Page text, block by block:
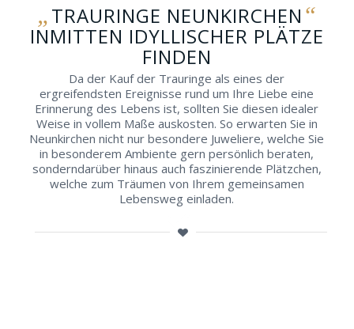
„TRAURINGE NEUNKIRCHEN “
INMITTEN IDYLLISCHER PLÄTZE
FINDEN
Da der Kauf der Trauringe als eines der
ergreifendsten Ereignisse rund um Ihre Liebe eine
Erinnerung des Lebens ist, sollten Sie diesen idealer
Weise in vollem Maße auskosten. So erwarten Sie in
Neunkirchen nicht nur besondere Juweliere, welche Sie
in besonderem Ambiente gern persönlich beraten,
sonderndarüber hinaus auch faszinierende Plätzchen,
welche zum Träumen von Ihrem gemeinsamen
Lebensweg einladen.